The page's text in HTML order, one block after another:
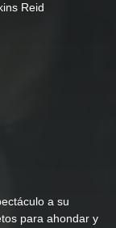
Reid
a su
para ahondar y